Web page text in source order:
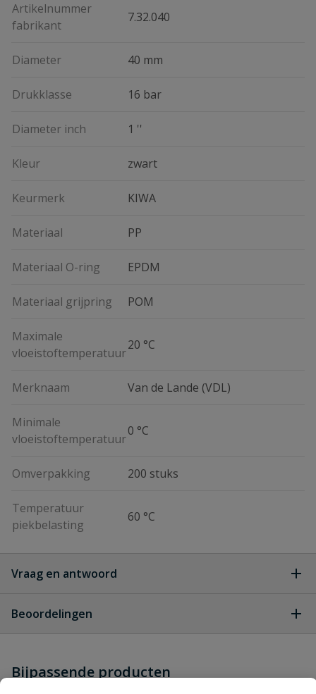
Artikelnummer
fabrikant
7.32.040
Diameter 40 mm
Drukklasse 16 bar
Diameter inch 1 ''
Kleur zwart
Keurmerk KIWA
Materiaal PP
Materiaal O-ring EPDM
Materiaal grijpring POM
Maximale
vloeistoftemperatuur
20 °C
Merknaam Van de Lande (VDL)
Minimale
vloeistoftemperatuur
0 °C
Omverpakking 200 stuks
Temperatuur
piekbelasting
60 °C
Vraag en antwoord
dit product?
Beoordelingen
Schrijf zelf een beoordeling
Bijpassende producten